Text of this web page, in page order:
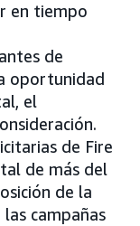
en tiempo
de
oportunidad
el
de Fire
de más del
de la
campañas